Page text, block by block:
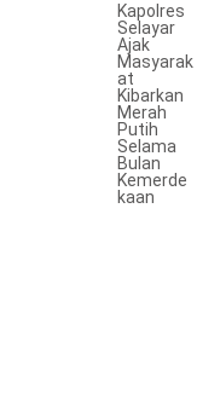
Kapolres
Selayar
Ajak
Masyarak
at
Kibarkan
Merah
Putih
Selama
Bulan
Kemerde
kaan